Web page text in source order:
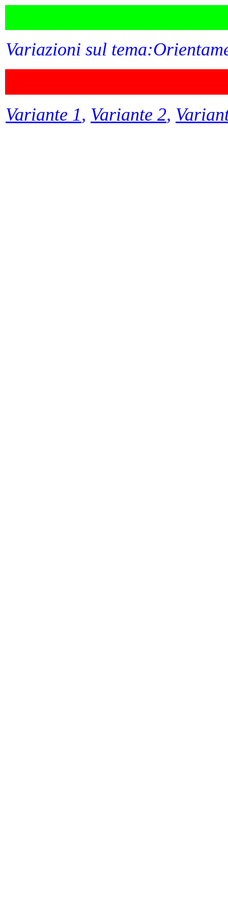
Variazioni sul
Variante 1, Variante 2,